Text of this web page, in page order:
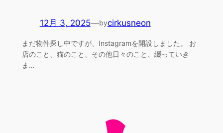
12月 3, 2025—bycirkusneon
まだ物件探し中ですが、Instagramを開設しました。 お
店のこと、猫のこと、その他日々のこと、綴っていき
ま…